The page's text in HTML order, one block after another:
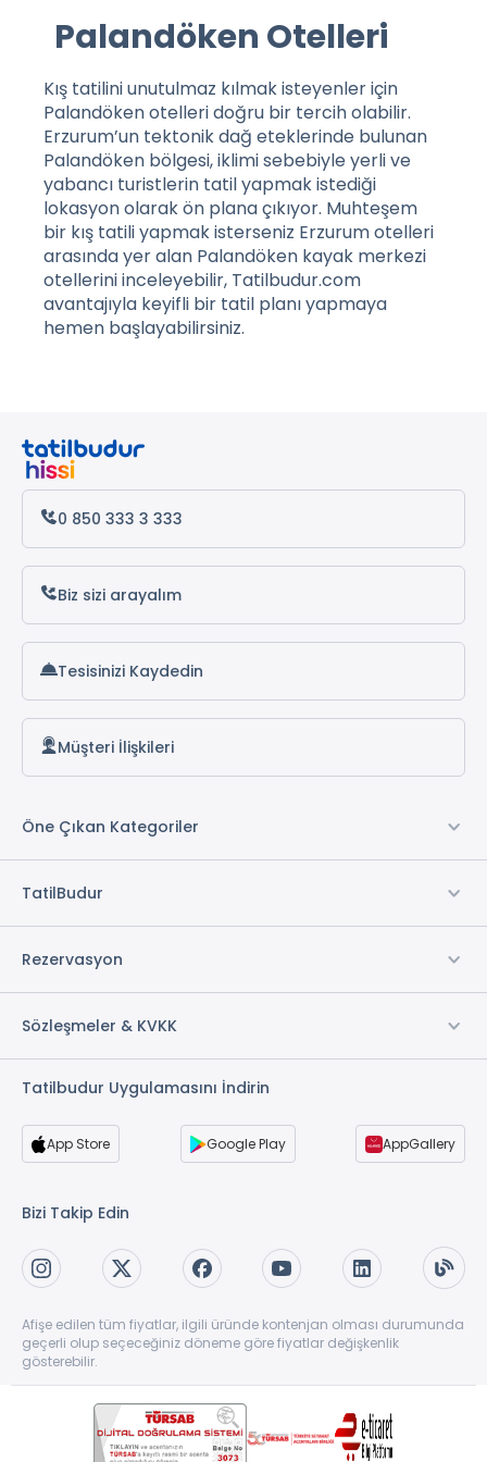
Palandöken Otelleri
Kış tatilini unutulmaz kılmak isteyenler için
Palandöken otelleridoğru bir tercih olabilir.
Erzurum’un tektonik dağ eteklerinde bulunan
Palandöken bölgesi, iklimi sebebiyle yerli ve
yabancı turistlerin tatil yapmak istediği
lokasyon olarak ön plana çıkıyor. Muhteşem
bir kış tatili yapmak isterseniz Erzurum otelleri
arasında yer alan Palandöken kayak merkezi
otellerini inceleyebilir, Tatilbudur.com
avantajıyla keyifli bir tatil planı yapmaya
hemen başlayabilirsiniz.
0 850 333 3 333
Biz sizi arayalım
Tesisinizi Kaydedin
Müşteri İlişkileri
Öne Çıkan Kategoriler
TatilBudur
Rezervasyon
Sözleşmeler & KVKK
Tatilbudur Uygulamasını İndirin
App Store Google Play AppGallery
Bizi Takip Edin
Afişe edilen tüm fiyatlar, ilgili üründe kontenjan olması durumunda
geçerli olup seçeceğiniz döneme göre fiyatlar değişkenlik
gösterebilir.